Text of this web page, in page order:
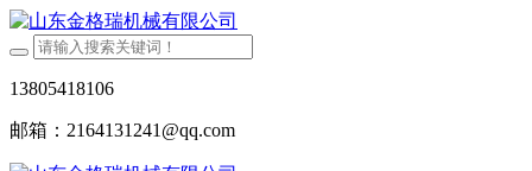
13805418106
邮箱：2164131241@qq.com